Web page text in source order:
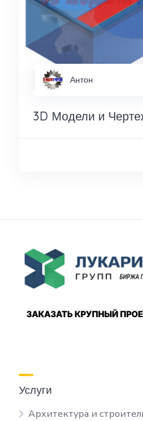
Антон
3D Модели и
Услуги
Архитектура и